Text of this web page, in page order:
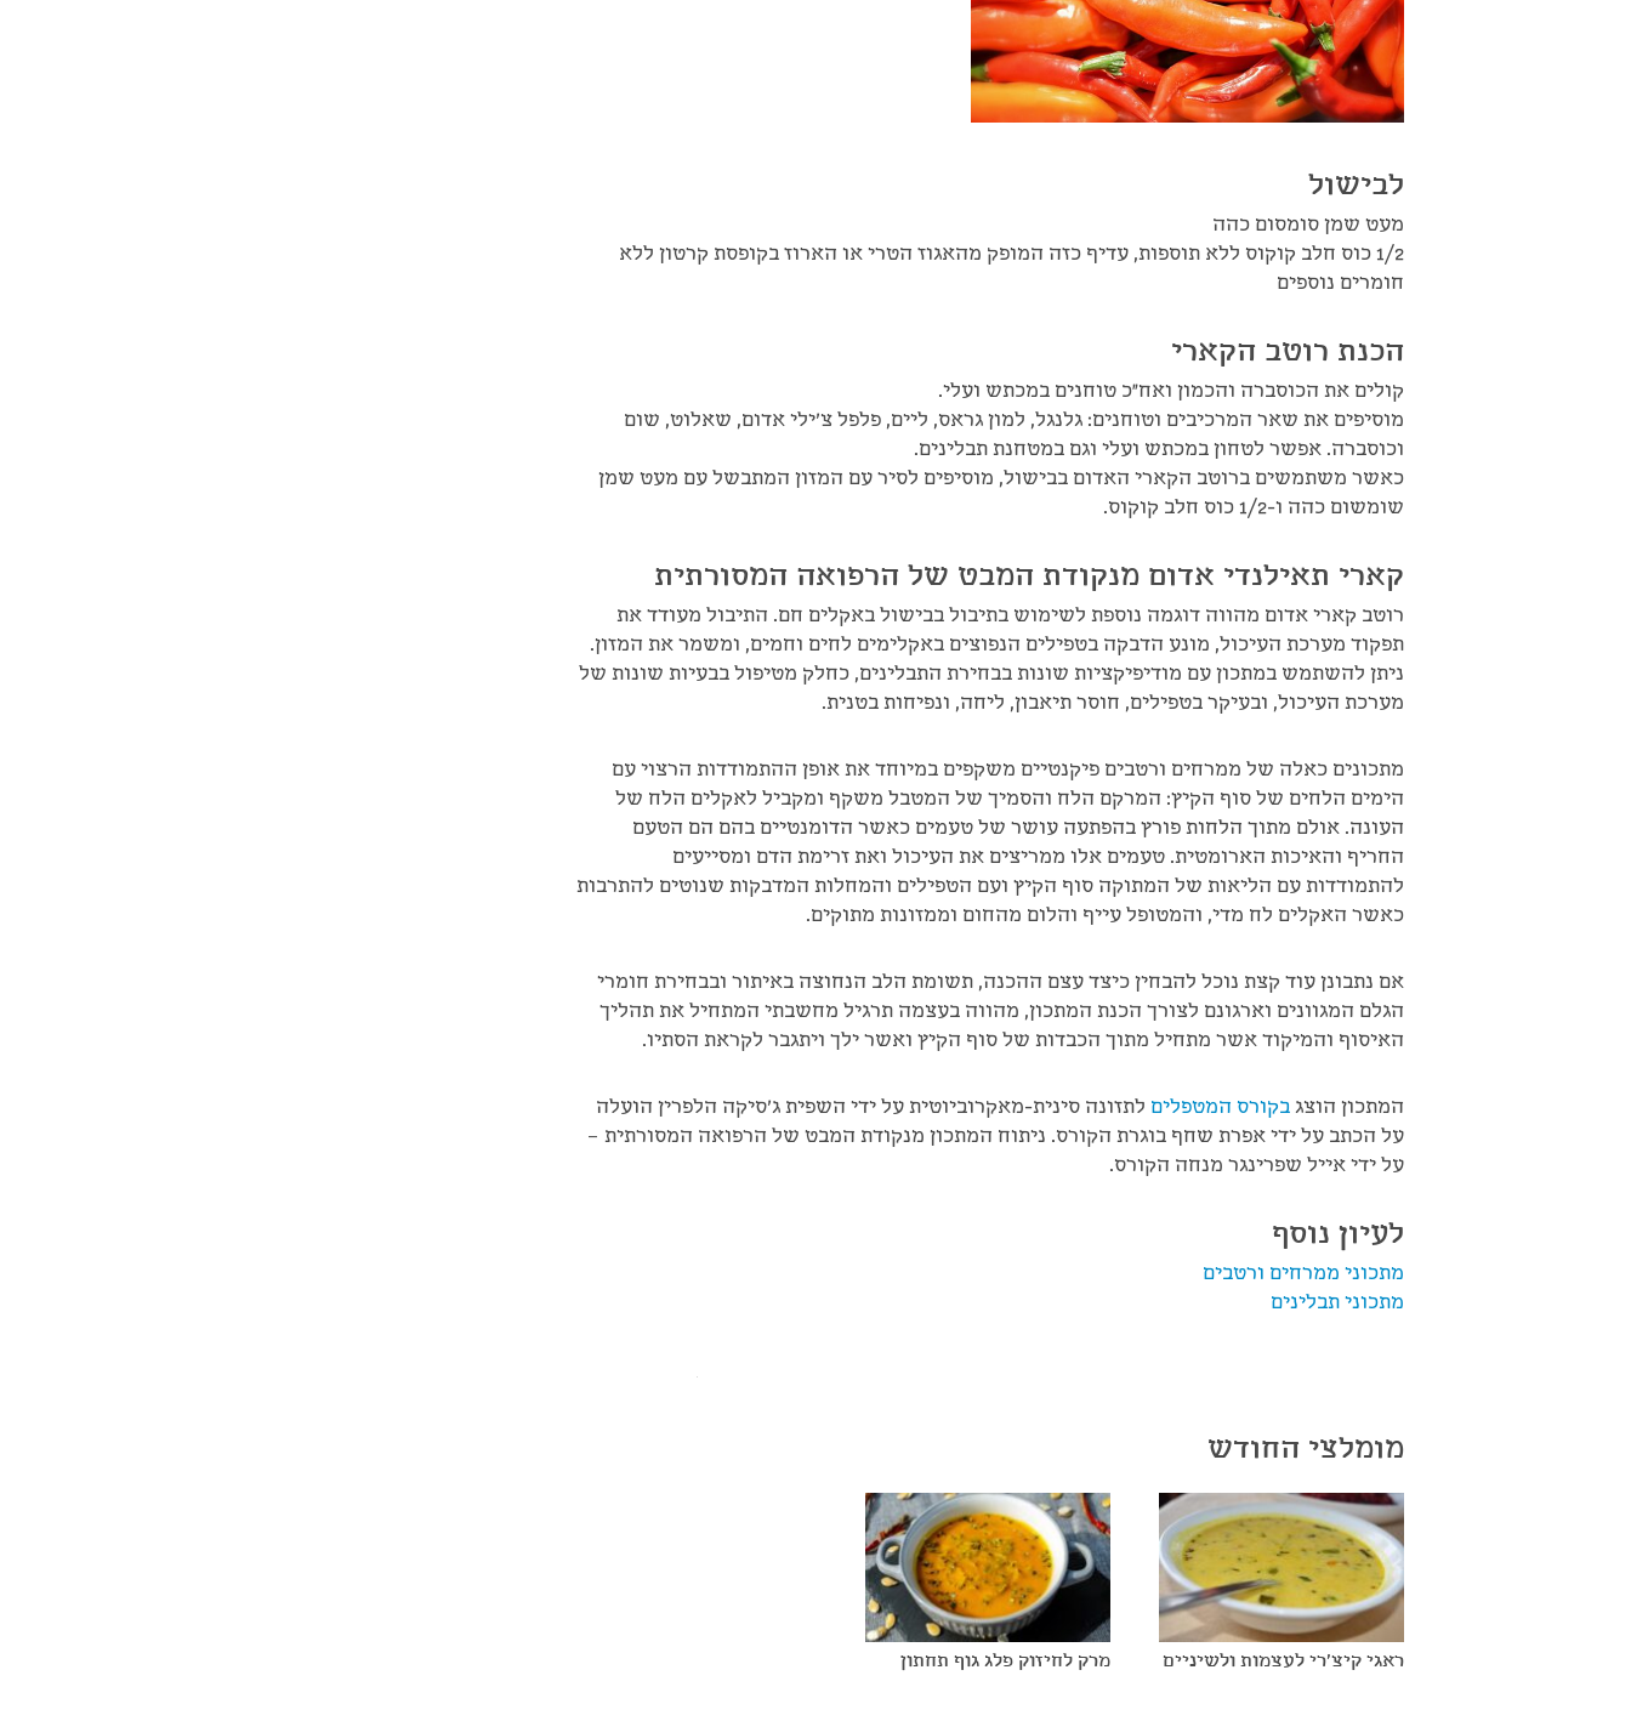
לבישול
מעט שמן סומסום כהה
1/2 כוס חלב קוקוס ללא תוספות, עדיף כזה המופק מהאגוז הטרי או הארוז בקופסת קרטון ללא
חומרים נוספים
הכנת רוטב הקארי
קולים את הכוסברה והכמון ואח"כ טוחנים במכתש ועלי.
מוסיפים את שאר המרכיבים וטוחנים: גלנגל, למון גראס, ליים, פלפל צ'ילי אדום, שאלוט, שום
וכוסברה. אפשר לטחון במכתש ועלי וגם במטחנת תבלינים.
כאשר משתמשים ברוטב הקארי האדום בבישול, מוסיפים לסיר עם המזון המתבשל עם מעט שמן
שומשום כהה ו-1/2 כוס חלב קוקוס.
קארי תאילנדי אדום מנקודת המבט של הרפואה המסורתית
רוטב קארי אדום מהווה דוגמה נוספת לשימוש בתיבול בבישול באקלים חם. התיבול מעודד את
תפקוד מערכת העיכול, מונע הדבקה בטפילים הנפוצים באקלימים לחים וחמים, ומשמר את המזון.
ניתן להשתמש במתכון עם מודיפיקציות שונות בבחירת התבלינים, כחלק מטיפול בבעיות שונות של
מערכת העיכול, ובעיקר בטפילים, חוסר תיאבון, ליחה, ונפיחות בטנית.
מתכונים כאלה של ממרחים ורטבים פיקנטיים משקפים במיוחד את אופן ההתמודדות הרצוי עם
הימים הלחים של סוף הקיץ: המרקם הלח והסמיך של המטבל משקף ומקביל לאקלים הלח של
העונה. אולם מתוך הלחות פורץ בהפתעה עושר של טעמים כאשר הדומנטיים בהם הם הטעם
החריף והאיכות הארומטית. טעמים אלו ממריצים את העיכול ואת זרימת הדם ומסייעים
להתמודדות עם הליאות של המתוקה סוף הקיץ ועם הטפילים והמחלות המדבקות שנוטים להתרבות
כאשר האקלים לח מדי, והמטופל עייף והלום מהחום וממזונות מתוקים.
אם נתבונן עוד קצת נוכל להבחין כיצד עצם ההכנה, תשומת הלב הנחוצה באיתור ובבחירת חומרי
הגלם המגוונים וארגונם לצורך הכנת המתכון, מהווה בעצמה תרגיל מחשבתי המתחיל את תהליך
האיסוף והמיקוד אשר מתחיל מתוך הכבדות של סוף הקיץ ואשר ילך ויתגבר לקראת הסתיו.
המתכון הוצג בקורס המטפלים לתזונה סינית-מאקרוביוטית על ידי השפית ג'סיקה הלפרין הועלה
על הכתב על ידי אפרת שחף בוגרת הקורס. ניתוח המתכון מנקודת המבט של הרפואה המסורתית –
על ידי אייל שפרינגר מנחה הקורס.
לעיון נוסף
מתכוני ממרחים ורטבים
מתכוני תבלינים
מומלצי החודש
ראגי קיצ'רי לעצמות ולשיניים מרק לחיזוק פלג גוף תחתון